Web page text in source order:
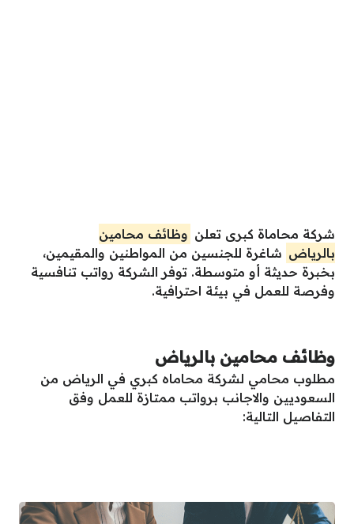
شركة محاماة كبرى تعلن وظائف محامين
بالرياض شاغرة للجنسين من المواطنين والمقيمين،
بخبرة حديثة أو متوسطة. توفر الشركة رواتب تنافسية
وفرصة للعمل في بيئة احترافية.
وظائف محامين بالرياض
مطلوب محامي لشركة محاماه كبري في الرياض من
السعوديين والاجانب برواتب ممتازة للعمل وفق
التفاصيل التالية: